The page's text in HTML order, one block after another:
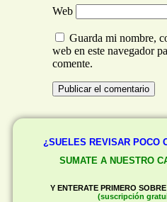
Web
Guarda mi nombre,
web en este navegador
comente.
¿SUELES REVISAR POCO
SUMATE A NUESTRO
Y ENTERATE PRIMERO
(suscripción